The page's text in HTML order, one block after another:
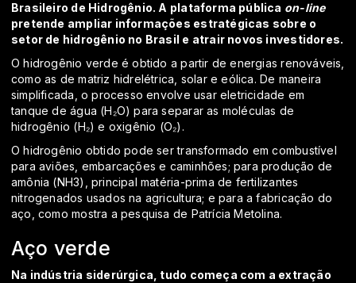
Brasileiro de Hidrogênio. A plataforma pública on-line
pretende ampliar informações estratégicas sobre o
setor de hidrogênio no Brasil e atrair novos investidores.
O hidrogênio verde é obtido a partir de energias renováveis,
como as de matriz hidrelétrica, solar e eólica. De maneira
simplificada, o processo envolve usar eletricidade em
tanque de água (H₂O) para separar as moléculas de
hidrogênio (H₂) e oxigênio (O₂).
O hidrogênio obtido pode ser transformado em combustível
para aviões, embarcações e caminhões; para produção de
amônia (NH3), principal matéria-prima de fertilizantes
nitrogenados usados na agricultura; e para a fabricação do
aço, como mostra a pesquisa de Patrícia Metolina.
Aço verde
Na indústria siderúrgica, tudo começa com a extração